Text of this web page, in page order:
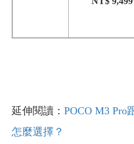
延伸閱讀： POCO M3 Pro
怎麼選擇？